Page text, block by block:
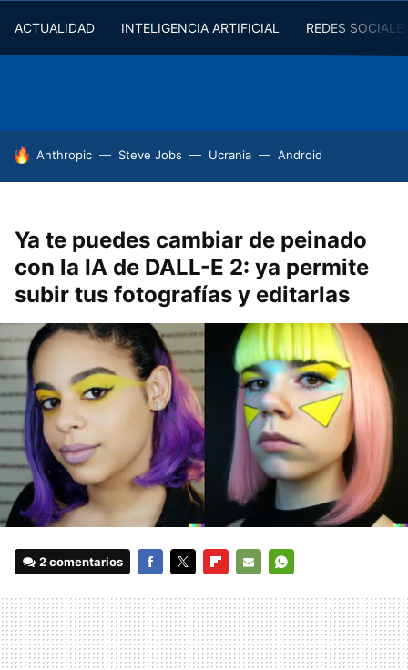
ACTUALIDAD INTELIGENCIA ARTIFICIAL REDES
HOY SE HABLA DE
Anthropic Steve Jobs Ucrania Android
Ya te puedes cambiar de peinado
con la IA de DALL-E 2: ya permite
subir tus fotografías y editarlas
2 comentarios
MAIL